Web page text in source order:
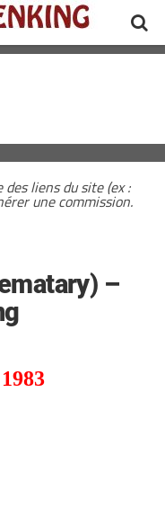
liens du site (ex :
une commission.
–
83